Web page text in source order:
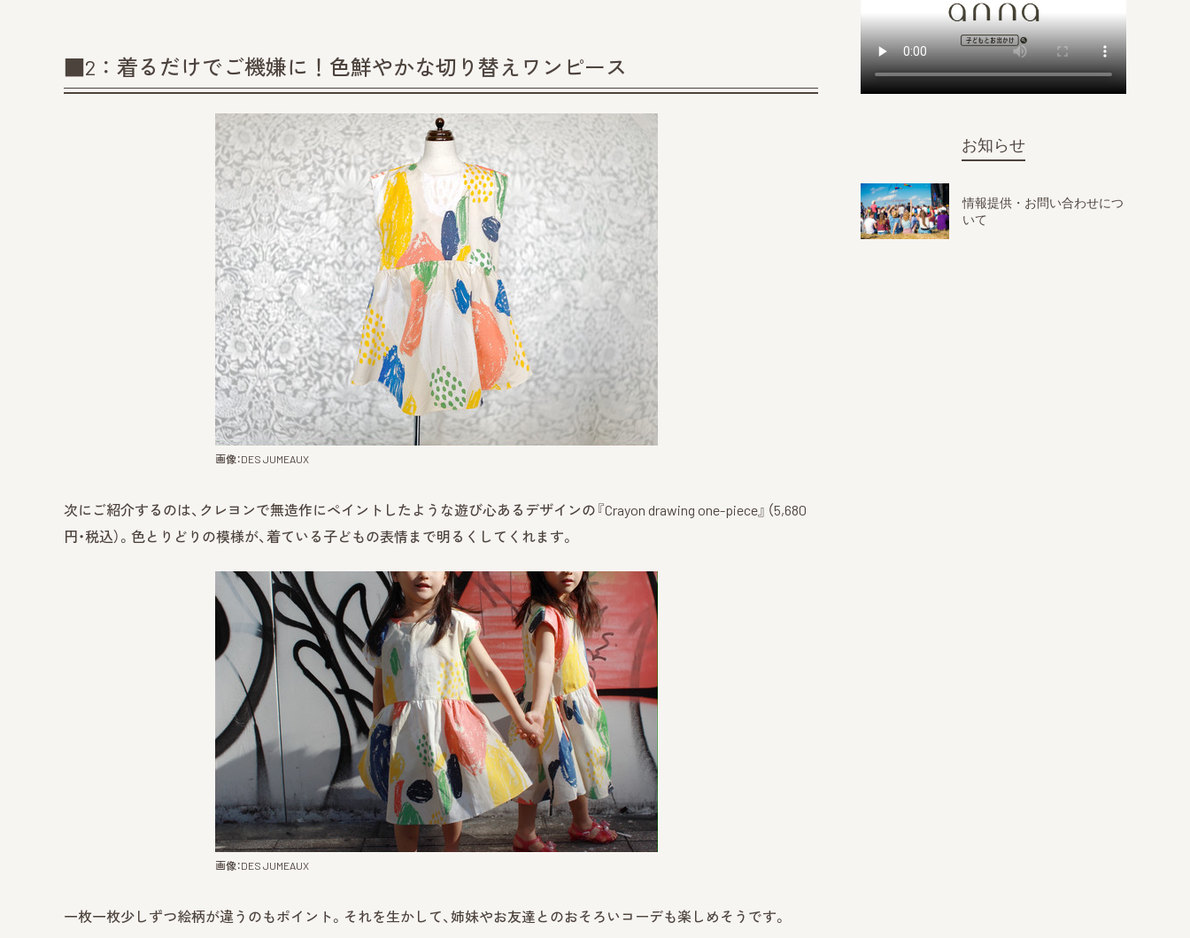
■2：着るだけでご機嫌に！色鮮やかな切り替えワンピース
画像：DES JUMEAUX
次にご紹介するのは、クレヨンで無造作にペイントしたような遊び心あるデザインの『Crayon drawing one-piece』（5,680
円・税込）。色とりどりの模様が、着ている子どもの表情まで明るくしてくれます。
画像：DES JUMEAUX
一枚一枚少しずつ絵柄が違うのもポイント。それを生かして、姉妹やお友達とのおそろいコーデも楽しめそうです。
お知らせ
情報提供・お問い合わせにつ
いて